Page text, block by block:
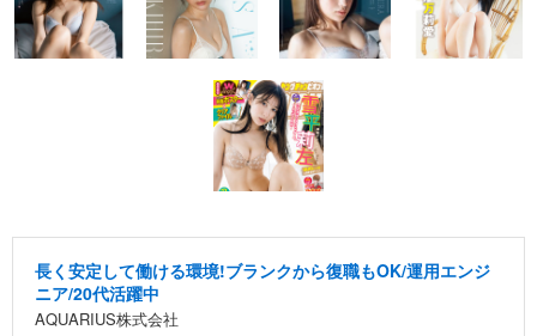
長く安定して働ける環境!ブランクから復職もOK/運用エンジ
ニア/20代活躍中
AQUARIUS株式会社